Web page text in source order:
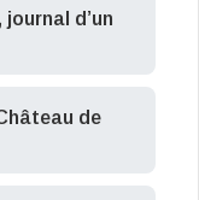
d’un
de